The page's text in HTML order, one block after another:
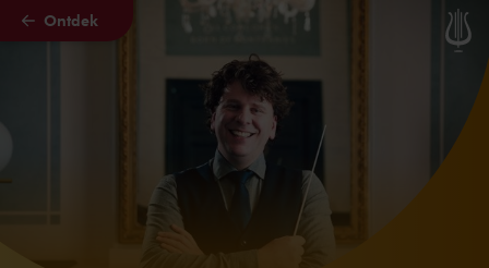
Naar hoofdcontent
Ontdek